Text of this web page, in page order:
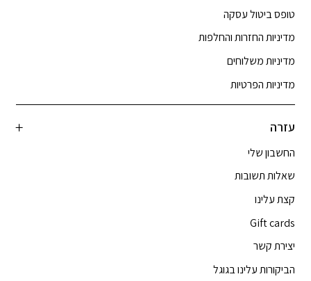
טופס ביטול עסקה
מדיניות החזרות והחלפות
מדיניות משלוחים
מדיניות הפרטיות
עזרה
החשבון שלי
שאלות תשובות
קצת עלינו
Gift cards
יצירת קשר
הביקורות עלינו בגוגל